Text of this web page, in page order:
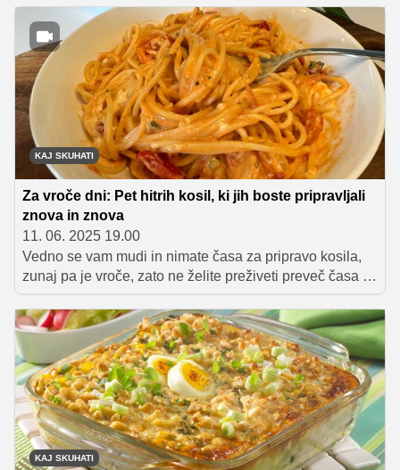
enostavno in kljub temu zelo okusno. Predstavljamo 5
preverjenih rešitev, ki vam bodo zagotovo prišle prav,
saj so okusne, preproste in predvsem - ne vzamejo
veliko časa.
KAJ SKUHATI
Za vroče dni: Pet hitrih kosil, ki jih boste pripravljali
znova in znova
11. 06. 2025 19.00
Vedno se vam mudi in nimate časa za pripravo kosila,
zunaj pa je vroče, zato ne želite preživeti preveč časa v
kuhinji? Tukaj je pet odličnih idej za okusno, zdravo in
hitro pripravljeno kosilo. Poskusite jih še danes.
KAJ SKUHATI